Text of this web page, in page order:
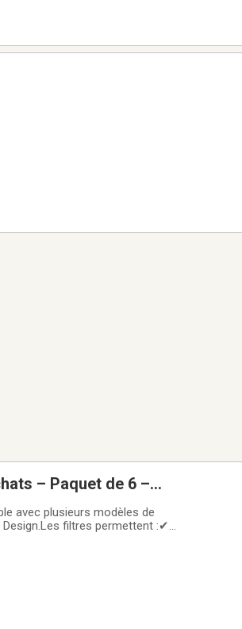
– Paquet de 6 –
avec plusieurs modèles de
filtres permettent :✔